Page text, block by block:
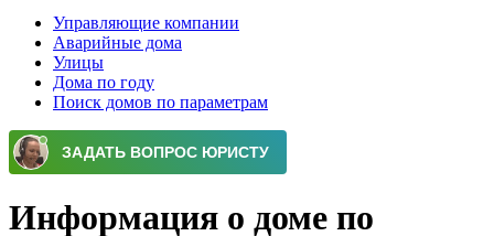
Управляющие компании
Аварийные дома
Улицы
Дома по году
Поиск домов по параметрам
Информация о доме по